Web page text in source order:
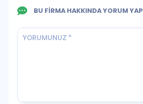
BU FİRMA HAKKINDA YORUM YAP